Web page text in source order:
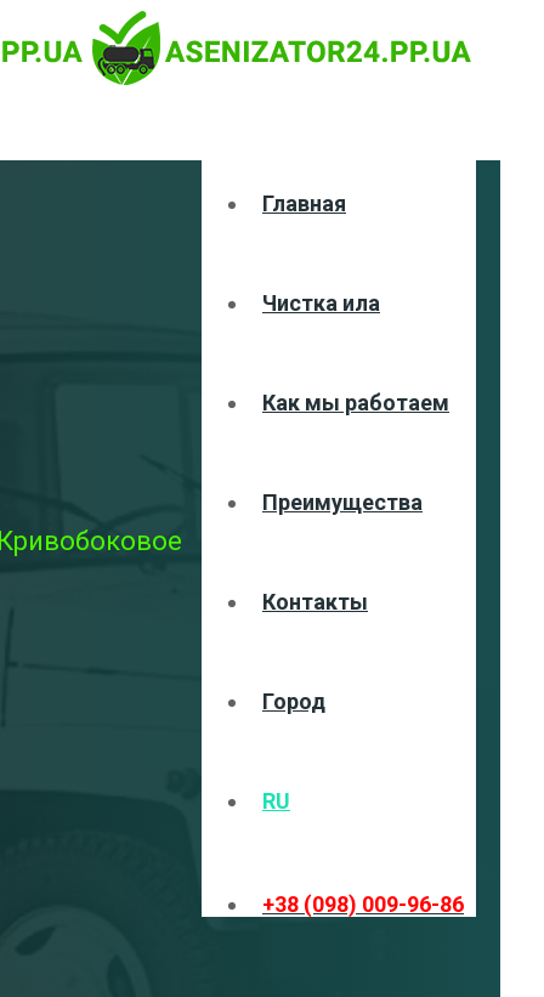
Главная
Чистка ила
Как мы работаем
Преимущества
Контакты
Город
RU
+38 (098) 009-96-86